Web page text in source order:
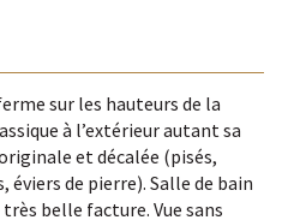
sur les hauteurs de la
à l’extérieur autant sa
et décalée (pisés,
éviers de pierre). Salle de bain
belle facture. Vue sans